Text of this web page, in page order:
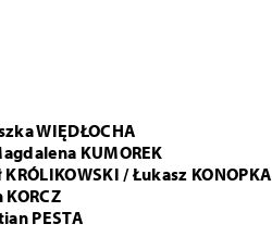
WIĘDŁOCHA
KUMOREK
KRÓLIKOWSKI / Łukasz KONOPKA
PESTA